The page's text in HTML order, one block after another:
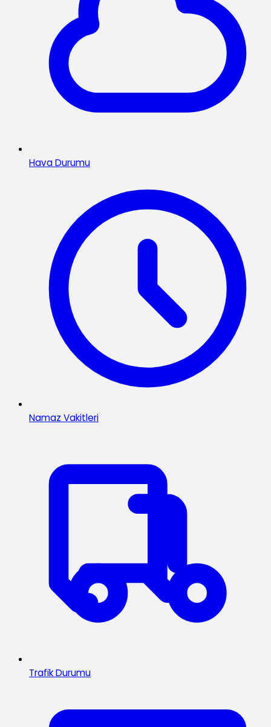
Hava Durumu
Namaz Vakitleri
Trafik Durumu